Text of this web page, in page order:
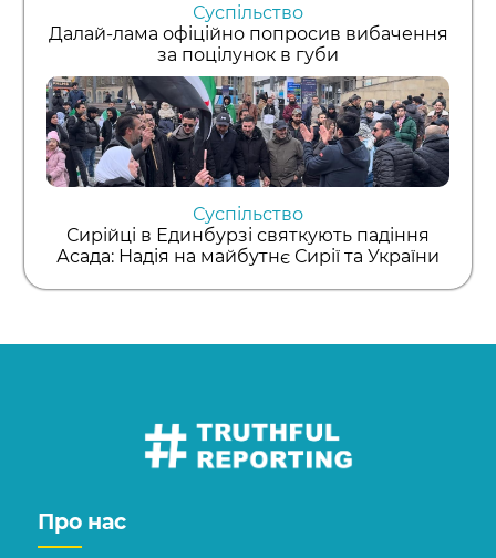
Суспільство
Далай-лама офіційно попросив вибачення
за поцілунок в губи
Суспільство
Сирійці в Единбурзі святкують падіння
Асада: Надія на майбутнє Сирії та України
Про нас